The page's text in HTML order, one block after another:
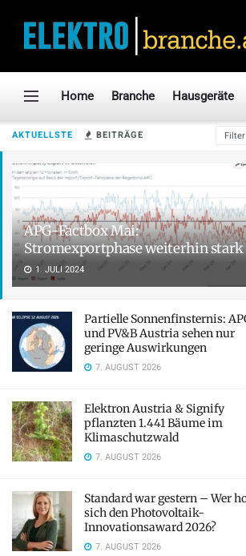
AKTUELLSTE BEITRÄGE Filter
APG-Factbox Mai:
Stromexportphase weiterhin stark
1. JULI 2024
Partielle Sonnenfinsternis:
und PV&B Austria sehen nur
geringe Auswirkungen
7. AUGUST 2026
Elektron Austria & Signify
pflanzten 1.441 Bäume im
Klimaschutzwald
7. AUGUST 2026
Standard war gestern – Wer
sich den Photovoltaik-
Innovationsaward 2026?
7. AUGUST 2026
Home Branche Hausgeräte